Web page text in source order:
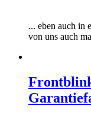
... eben auch in
von uns auch